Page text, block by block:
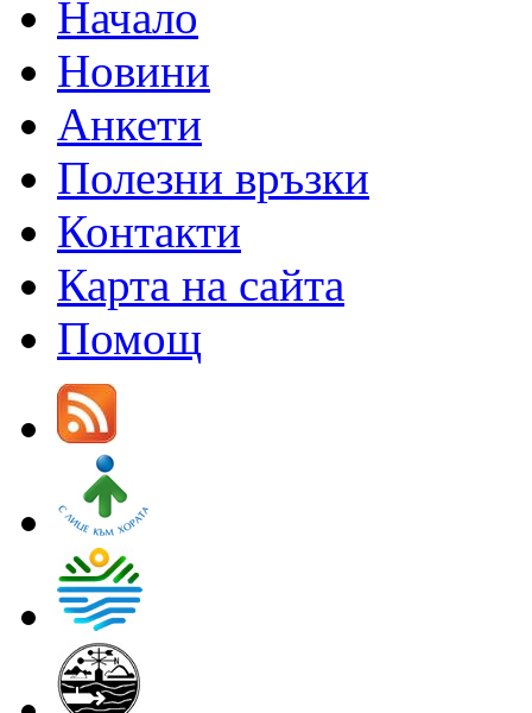
Начало
Новини
Анкети
Полезни връзки
Контакти
Карта на сайта
Помощ